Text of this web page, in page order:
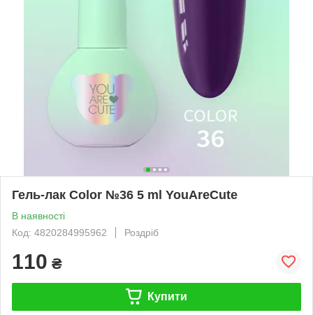
Гель-лак Color №36 5 ml YouAreCute
В наявності
Код: 4820284995962
Роздріб
110 ₴
Купити